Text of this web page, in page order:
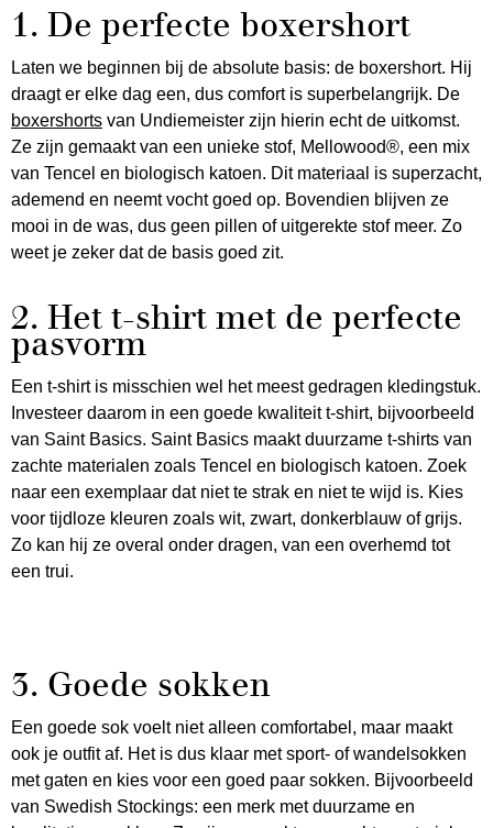
1. De perfecte boxershort
Laten we beginnen bij de absolute basis: de boxershort. Hij
draagt er elke dag een, dus comfort is superbelangrijk. De
boxershorts van Undiemeister zijn hierin echt de uitkomst.
Ze zijn gemaakt van een unieke stof, Mellowood®, een mix
van Tencel en biologisch katoen. Dit materiaal is superzacht,
ademend en neemt vocht goed op. Bovendien blijven ze
mooi in de was, dus geen pillen of uitgerekte stof meer. Zo
weet je zeker dat de basis goed zit.
2. Het t-shirt met de perfecte
pasvorm
Een t-shirt is misschien wel het meest gedragen kledingstuk.
Investeer daarom in een goede kwaliteit t-shirt, bijvoorbeeld
van Saint Basics. Saint Basics maakt duurzame t-shirts van
zachte materialen zoals Tencel en biologisch katoen. Zoek
naar een exemplaar dat niet te strak en niet te wijd is. Kies
voor tijdloze kleuren zoals wit, zwart, donkerblauw of grijs.
Zo kan hij ze overal onder dragen, van een overhemd tot
een trui.
3. Goede sokken
Een goede sok voelt niet alleen comfortabel, maar maakt
ook je outfit af. Het is dus klaar met sport- of wandelsokken
met gaten en kies voor een goed paar sokken. Bijvoorbeeld
van Swedish Stockings: een merk met duurzame en